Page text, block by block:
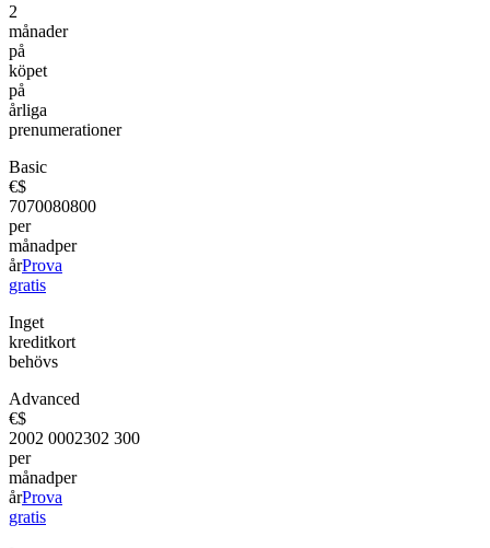
2
månader
på
köpet
på
årliga
prenumerationer
Basic
€$
7070080800
per
månadper
årProva
gratis
Inget
kreditkort
behövs
Advanced
€$
2002 0002302 300
per
månadper
årProva
gratis